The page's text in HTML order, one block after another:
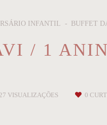
INFANTIL BUFFET
/ 1
VISUALIZAÇÕES 0